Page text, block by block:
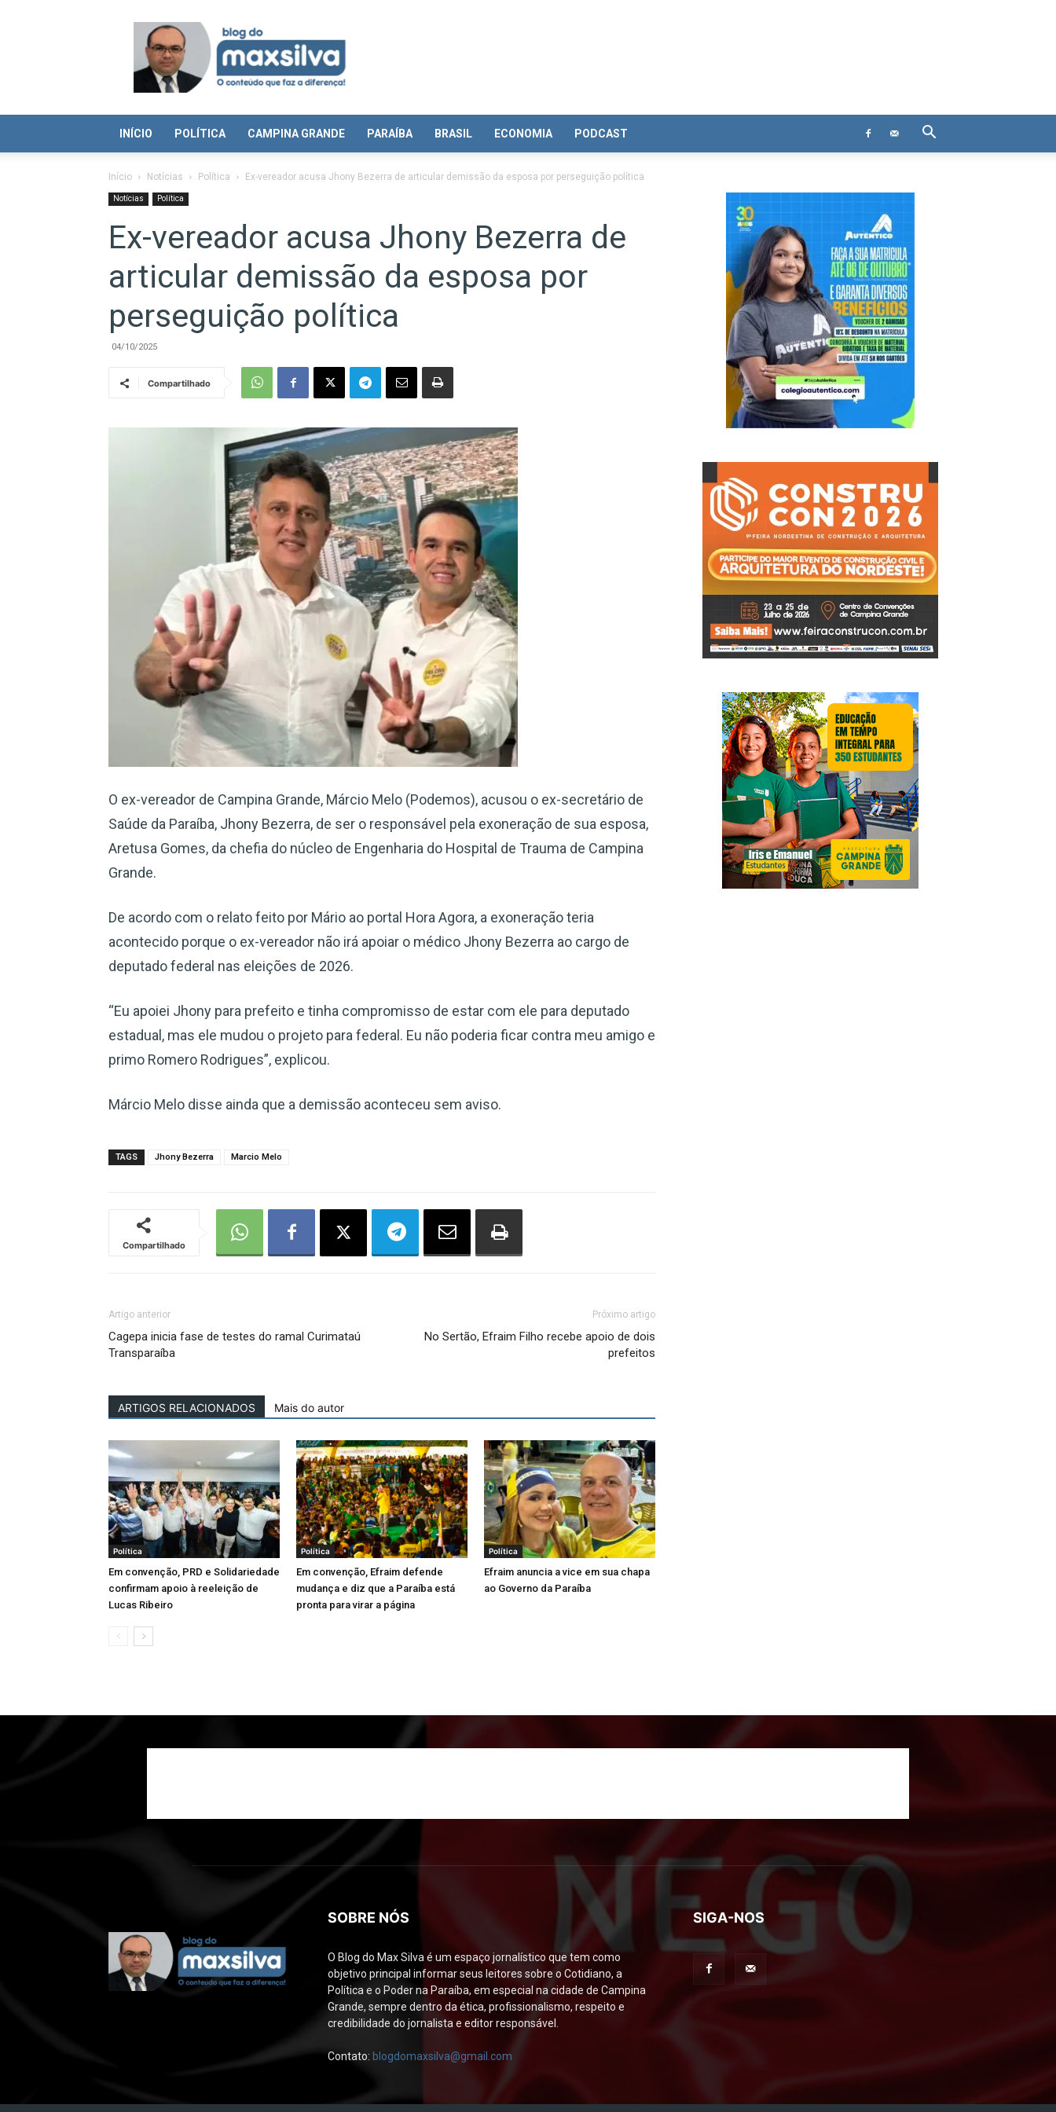
Blog
Max
Silva
INÍCIO POLÍTICA CAMPINA GRANDE PARAÍBA BRASIL ECONOMIA PODCAST
Início Notícias Política Ex-vereador acusa Jhony Bezerra de articular demissão da esposa por perseguição política
Notícias Política
Ex-vereador acusa Jhony Bezerra de
articular demissão da esposa por
perseguição política
04/10/2025
Compartilhado
O ex-vereador de Campina Grande, Márcio Melo (Podemos), acusou o ex-secretário de
Saúde da Paraíba, Jhony Bezerra, de ser o responsável pela exoneração de sua esposa,
Aretusa Gomes, da chefia do núcleo de Engenharia do Hospital de Trauma de Campina
Grande.
De acordo com o relato feito por Mário ao portal Hora Agora, a exoneração teria
acontecido porque o ex-vereador não irá apoiar o médico Jhony Bezerra ao cargo de
deputado federal nas eleições de 2026.
“Eu apoiei Jhony para prefeito e tinha compromisso de estar com ele para deputado
estadual, mas ele mudou o projeto para federal. Eu não poderia ficar contra meu amigo e
primo Romero Rodrigues”, explicou.
Márcio Melo disse ainda que a demissão aconteceu sem aviso.
TAGS Jhony Bezerra Marcio Melo
Compartilhado
Artigo anterior
Cagepa inicia fase de testes do ramal Curimataú
Transparaíba
Próximo artigo
No Sertão, Efraim Filho recebe apoio de dois
prefeitos
ARTIGOS RELACIONADOS Mais do autor
Política
Em convenção, PRD e Solidariedade
confirmam apoio à reeleição de
Lucas Ribeiro
Política
Em convenção, Efraim defende
mudança e diz que a Paraíba está
pronta para virar a página
Política
Efraim anuncia a vice em sua chapa
ao Governo da Paraíba
SOBRE NÓS
O Blog do Max Silva é um espaço jornalístico que tem como
objetivo principal informar seus leitores sobre o Cotidiano, a
Política e o Poder na Paraíba, em especial na cidade de Campina
Grande, sempre dentro da ética, profissionalismo, respeito e
credibilidade do jornalista e editor responsável.
Contato: blogdomaxsilva@gmail.com
SIGA-NOS